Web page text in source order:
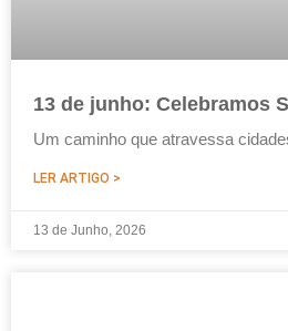
13 de junho: Celebramos
Um caminho que atravessa
LER ARTIGO >
13 de Junho, 2026